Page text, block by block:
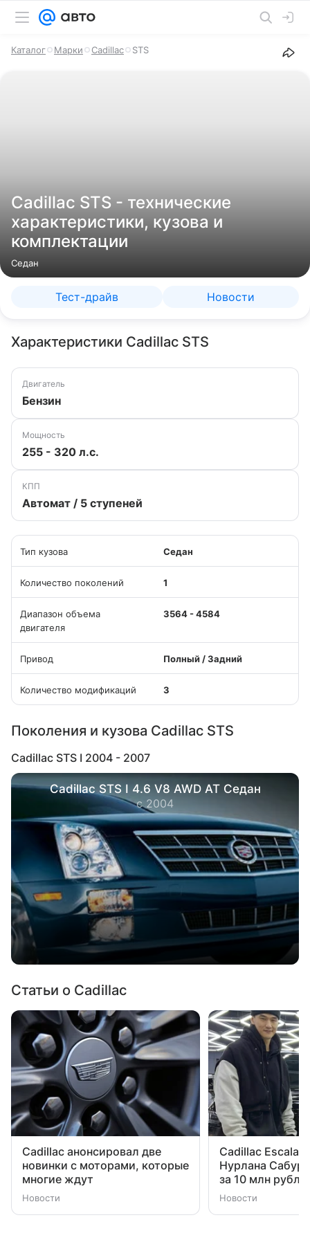
Каталог Марки Cadillac STS
Cadillac STS - технические
характеристики, кузова и
комплектации
Седан
Тест-драйв Новости
Характеристики Cadillac STS
Двигатель
Бензин
Мощность
255 - 320 л.с.
КПП
Автомат / 5 ступеней
Тип кузова Седан
Количество поколений 1
Диапазон объема
двигателя
3564 - 4584
Привод Полный / Задний
Количество модификаций 3
Поколения и кузова Cadillac STS
Cadillac STS I 2004 - 2007
Cadillac STS I 4.6 V8 AWD AT Седан
с 2004
Статьи о Cadillac
Cadillac анонсировал две
новинки с моторами, которые
многие ждут
Новости
Cadillac
Нурлана
за 10 млн
Новости